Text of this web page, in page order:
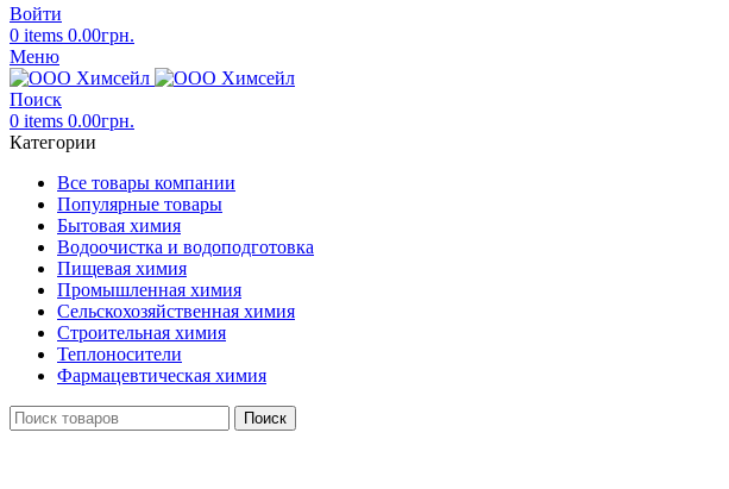
Войти
0 items 0.00грн.
Меню
Поиск
0 items 0.00грн.
Категории
Все товары компании
Популярные товары
Бытовая химия
Водоочистка и водоподготовка
Пищевая химия
Промышленная химия
Сельскохозяйственная химия
Строительная химия
Теплоносители
Фармацевтическая химия
Поиск